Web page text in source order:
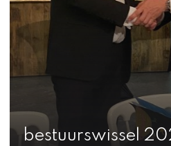
bestuurswissel